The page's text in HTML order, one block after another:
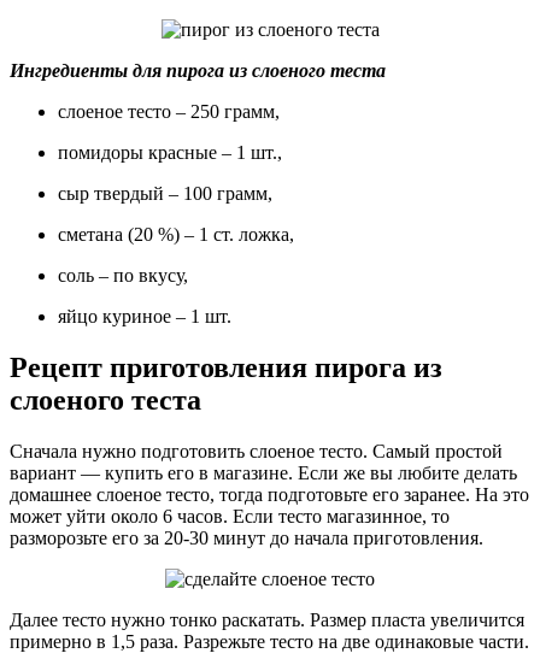
Ингредиенты для пирога из слоеного теста
слоеное тесто – 250 грамм,
помидоры красные – 1 шт.,
сыр твердый – 100 грамм,
сметана (20 %) – 1 ст. ложка,
соль – по вкусу,
яйцо куриное – 1 шт.
Рецепт приготовления пирога из
слоеного теста
Сначала нужно подготовить слоеное тесто. Самый простой
вариант — купить его в магазине. Если же вы любите делать
домашнее слоеное тесто, тогда подготовьте его заранее. На это
может уйти около 6 часов. Если тесто магазинное, то
разморозьте его за 20-30 минут до начала приготовления.
Далее тесто нужно тонко раскатать. Размер пласта увеличится
примерно в 1,5 раза. Разрежьте тесто на две одинаковые части.